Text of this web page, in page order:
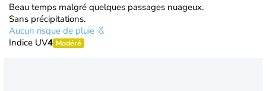
Beau temps malgré quelques passages nuageux.
Sans précipitations.
Aucun risque de pluie
Indice UV4 Modéré